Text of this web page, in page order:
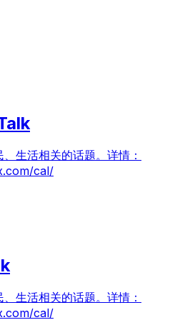
生活相关的话题。详情：
cal/
生活相关的话题。详情：
cal/